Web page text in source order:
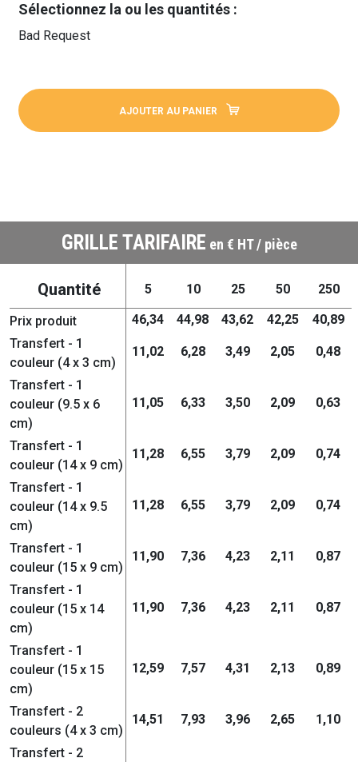
Sélectionnez la ou les quantités :
Bad Request
AJOUTER AU PANIER
GRILLE TARIFAIRE en € HT / pièce
Quantité 5 10 25 50 250
Prix produit 46,34 44,98 43,62 42,25
40,89
Transfert - 1
couleur (4 x 3 cm)
11,02 6,28 3,49 2,05 0,48
Transfert - 1
couleur (9.5 x 6
cm)
11,05 6,33 3,50 2,09 0,63
Transfert - 1
couleur (14 x 9 cm)
11,28 6,55 3,79 2,09 0,74
Transfert - 1
couleur (14 x 9.5
cm)
11,28 6,55 3,79 2,09 0,74
Transfert - 1
couleur (15 x 9 cm)
11,90 7,36 4,23 2,11 0,87
Transfert - 1
couleur (15 x 14
cm)
11,90 7,36 4,23 2,11 0,87
Transfert - 1
couleur (15 x 15
cm)
12,59 7,57 4,31 2,13 0,89
Transfert - 2
couleurs (4 x 3 cm)
14,51 7,93 3,96 2,65 1,10
Transfert - 2